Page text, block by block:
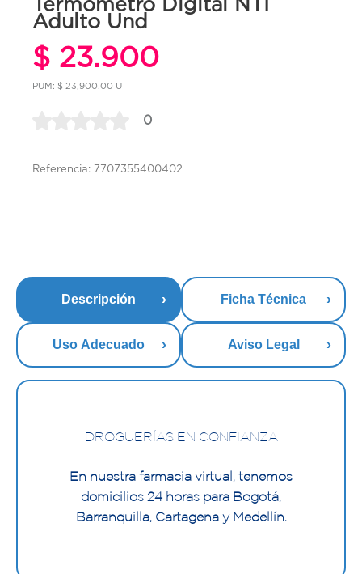
Adulto Und
$ 23.900
PUM: $ 23,900.00 U
0
Referencia: 7707355400402
Descripción Ficha Técnica
Uso Adecuado Aviso Legal
DROGUERÍAS EN CONFIANZA
En nuestra farmacia virtual, tenemos
domicilios 24 horas para Bogotá,
Barranquilla, Cartagena y Medellín.